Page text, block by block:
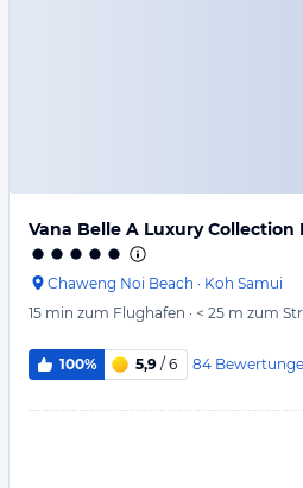
Vana Belle A Luxury Collection
Chaweng Noi Beach · Koh Samui
15 min zum Flughafen · < 25 m zum
100% 5,9 / 6 84